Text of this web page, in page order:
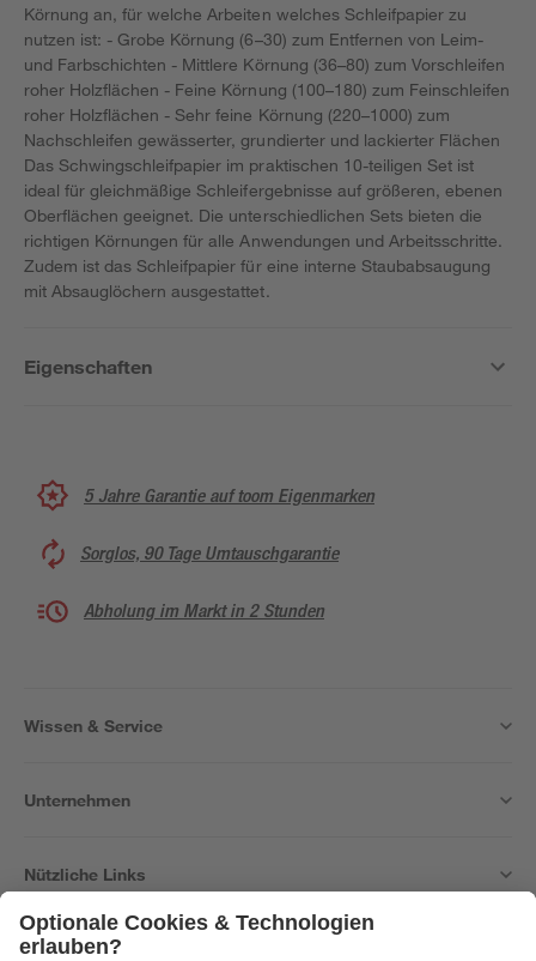
Körnung an, für welche Arbeiten welches Schleifpapier zu
nutzen ist: - Grobe Körnung (6–30) zum Entfernen von Leim-
und Farbschichten - Mittlere Körnung (36–80) zum Vorschleifen
roher Holzflächen - Feine Körnung (100–180) zum Feinschleifen
roher Holzflächen - Sehr feine Körnung (220–1000) zum
Nachschleifen gewässerter, grundierter und lackierter Flächen
Das Schwingschleifpapier im praktischen 10-teiligen Set ist
ideal für gleichmäßige Schleifergebnisse auf größeren, ebenen
Oberflächen geeignet. Die unterschiedlichen Sets bieten die
richtigen Körnungen für alle Anwendungen und Arbeitsschritte.
Zudem ist das Schleifpapier für eine interne Staubabsaugung
mit Absauglöchern ausgestattet.
Eigenschaften
5 Jahre Garantie auf toom Eigenmarken
Sorglos, 90 Tage Umtauschgarantie
Abholung im Markt in 2 Stunden
Wissen & Service
Unternehmen
Nützliche Links